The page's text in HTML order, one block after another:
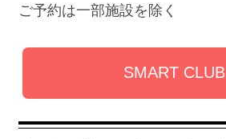
ご予約は一部施設を除く
SMART CLUB